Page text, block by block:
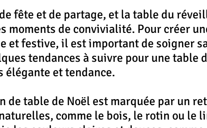
fête et de partage, et la table du
moments de convivialité. Pour créer
et festive, il est important de soigner
tendances à suivre pour une table
élégante et tendance.
de table de Noël est marquée par un
comme le bois, le rotin ou le